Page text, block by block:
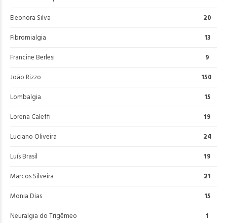
Eleonora Silva 20
Fibromialgia 13
Francine Berlesi 9
João Rizzo 150
Lombalgia 15
Lorena Caleffi 19
Luciano Oliveira 24
Luís Brasil 19
Marcos Silveira 21
Monia Dias 15
Neuralgia do Trigêmeo 1